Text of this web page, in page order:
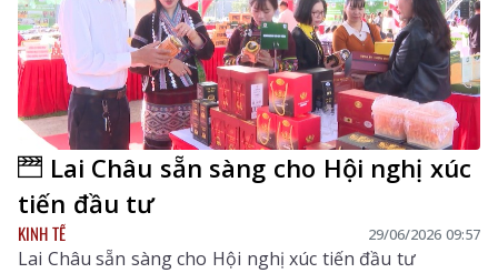
Lai Châu sẵn sàng cho Hội nghị xúc
tiến đầu tư
KINH TẾ 29/06/2026 09:57
Lai Châu sẵn sàng cho Hội nghị xúc tiến đầu tư